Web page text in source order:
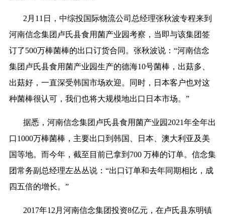
2月11日，中综投国际物流公司总经理张秋波专程来到
河南信念集团卢氏县食用菌产业园考察，当即与该集团签
订了500万棒菌棒的出口订货合同。张秋波说：“河南信念
集团卢氏县食用菌产业园生产的德海10号菌棒，出菇多、
出菇好，一直深受韩国市场欢迎。同时，日本客户也对这
种菌棒很认可，我们也将大规模地出口日本市场。”
据悉，河南信念集团卢氏县食用菌产业园2021年全年出
口1000万棒菌棒，主要出口到韩国、日本、澳大利亚及美
国等地。而今年，截至目前已拿到700 万棒的订单。信念集
团常务副总经理左丛丛说：“出口订单和去年同期相比，成
四五倍的增长。”
2017年12月河南信念集团投资8亿元，在卢氏县东明镇